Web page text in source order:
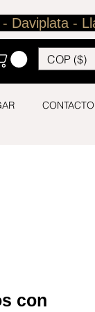
COP ($)
CONTACTO
con